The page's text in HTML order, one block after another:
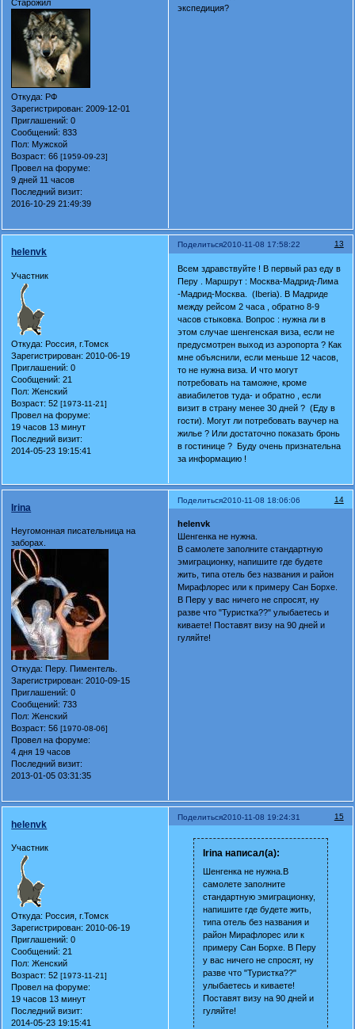
Старожил
Откуда: РФ
Зарегистрирован: 2009-12-01
Приглашений: 0
Сообщений: 833
Пол: Мужской
Возраст: 66[1959-09-23]
Провел на форуме:
9 дней 11 часов
Последний визит:
2016-10-29 21:49:39
экспедиция?
Поделиться 13
2010-11-08 17:58:22
helenvk
Участник
Откуда: Россия, г.Томск
Зарегистрирован: 2010-06-19
Приглашений: 0
Сообщений: 21
Пол: Женский
Возраст: 52[1973-11-21]
Провел на форуме:
19 часов 13 минут
Последний визит:
2014-05-23 19:15:41
Всем здравствуйте ! В первый раз еду в
Перу . Маршрут : Москва-Мадрид-Лима
-Мадрид-Москва. (Iberia). В Мадриде
между рейсом 2 часа , обратно 8-9
часов стыковка. Вопрос : нужна ли в
этом случае шенгенская виза, если не
предусмотрен выход из аэропорта ? Как
мне объяснили, если меньше 12 часов,
то не нужна виза. И что могут
потребовать на таможне, кроме
авиабилетов туда- и обратно , если
визит в страну менее 30 дней ? (Еду в
гости). Могут ли потребовать ваучер на
жилье ? Или достаточно показать бронь
в гостинице ? Буду очень признательна
за информацию !
Поделиться 14
2010-11-08 18:06:06
Irina
Неугомонная писательница на
заборах.
Откуда: Перу. Пиментель.
Зарегистрирован: 2010-09-15
Приглашений: 0
Сообщений: 733
Пол: Женский
Возраст: 56[1970-08-06]
Провел на форуме:
4 дня 19 часов
Последний визит:
2013-01-05 03:31:35
helenvk
Шенгенка не нужна.
В самолете заполните стандартную
эмиграционку, напишите где будете
жить, типа отель без названия и район
Мирафлорес или к примеру Сан Борхе.
В Перу у вас ничего не спросят, ну
разве что "Туристка??" улыбаетесь и
киваете! Поставят визу на 90 дней и
гуляйте!
Поделиться 15
2010-11-08 19:24:31
helenvk
Участник
Откуда: Россия, г.Томск
Зарегистрирован: 2010-06-19
Приглашений: 0
Сообщений: 21
Пол: Женский
Возраст: 52[1973-11-21]
Провел на форуме:
19 часов 13 минут
Последний визит:
2014-05-23 19:15:41
Irina написал(а):
Шенгенка не нужна.В
самолете заполните
стандартную эмиграционку,
напишите где будете жить,
типа отель без названия и
район Мирафлорес или к
примеру Сан Борхе. В Перу
у вас ничего не спросят, ну
разве что "Туристка??"
улыбаетесь и киваете!
Поставят визу на 90 дней и
гуляйте!